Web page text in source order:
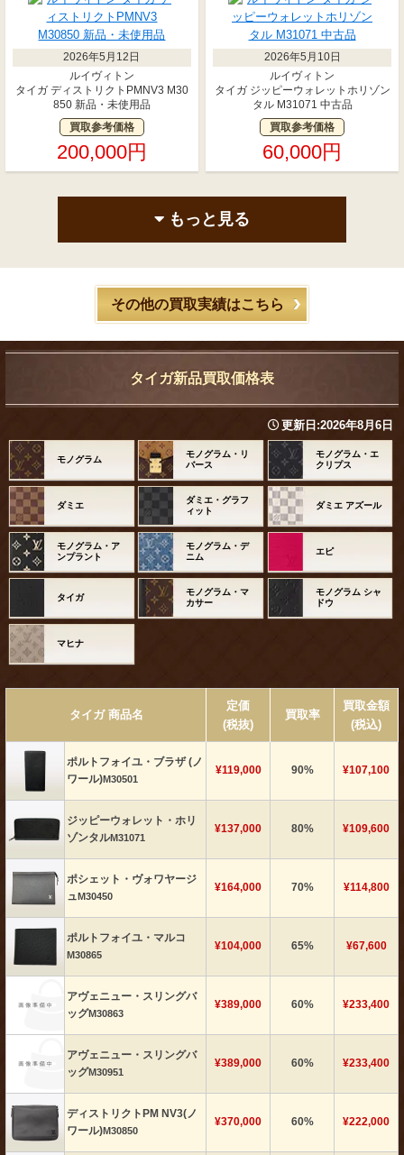
2026年5月12日
ルイヴィトン
タイガ ディストリクトPMNV3 M30
850 新品・未使用品
買取参考価格
200,000円
2026年5月10日
ルイヴィトン
タイガ ジッピーウォレットホリゾン
タル M31071 中古品
買取参考価格
60,000円
もっと見る
その他の買取実績はこちら
タイガ新品買取価格表
更新日:2026年8月6日
モノグラム
モノグラム・リ
バース
モノグラム・エ
クリプス
ダミエ
ダミエ・グラフ
ィット
ダミエ アズール
モノグラム・ア
ンプラント
モノグラム・デ
ニム
エピ
タイガ
モノグラム・マ
カサー
モノグラム シャ
ドウ
マヒナ
タイガ 商品名
定価
(税抜)
買取率
買取金額
(税込)
ポルトフォイユ・ブラザ (ノ
ワール)M30501
¥119,000 90% ¥107,100
ジッピーウォレット・ホリ
ゾンタルM31071
¥137,000 80% ¥109,600
ポシェット・ヴォワヤージ
ュM30450
¥164,000 70% ¥114,800
ポルトフォイユ・マルコ
M30865
¥104,000 65% ¥67,600
アヴェニュー・スリングバ
ッグM30863
¥389,000 60% ¥233,400
アヴェニュー・スリングバ
ッグM30951
¥389,000 60% ¥233,400
ディストリクトPM NV3(ノ
ワール)M30850
¥370,000 60% ¥222,000